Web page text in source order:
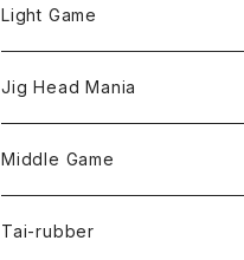
Light Game
LightGame Worm
Bスネイクmicro
Fリトリーバー
Snap
Handle Knob
Jig Head Mania
Phase-up
ピカルヘッド
LEVEL6
Middle Game
Tai-rubber